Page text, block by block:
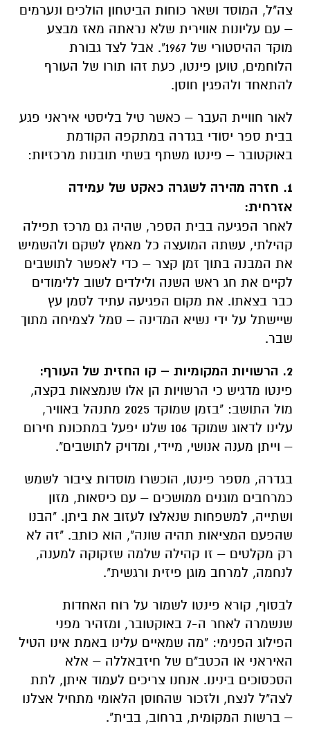
צה"ל, המוסד ושאר כוחות הביטחון הולכים ונערמים
– עם עליונות אווירית שלא נראתה מאז מבצע
מוקד ההיסטורי של 1967". אבל לצד גבורת
הלוחמים, טוען פינטו, כעת זהו תורו של העורף
להתאחד ולהפגין חוסן.
לאור חוויית העבר – כאשר טיל בליסטי איראני פגע
בבית ספר יסודי בגדרה במתקפה הקודמת
באוקטובר – פינטו משתף בשתי תובנות מרכזיות:
1. חזרה מהירה לשגרה כאקט של עמידה
אזרחית:
לאחר הפגיעה בבית הספר, שהיה גם מרכז תפילה
קהילתי, עשתה המועצה כל מאמץ לשקם ולהשמיש
את המבנה בתוך זמן קצר – כדי לאפשר לתושבים
לקיים את חג ראש השנה ולילדים לשוב ללימודים
כבר בצאתו. את מקום הפגיעה עתיד לסמן עץ
שיישתל על ידי נשיא המדינה – סמל לצמיחה מתוך
שבר.
2. הרשויות המקומיות – קו החזית של העורף:
פינטו מדגיש כי הרשויות הן אלו שנמצאות בקצה,
מול התושב: "בזמן שמוקד 2025 מתנהל באוויר,
עלינו לדאוג שמוקד 106 שלנו יפעל במתכונת חירום
– וייתן מענה אנושי, מיידי, ומדויק לתושבים".
בגדרה, מספר פינטו, הוכשרו מוסדות ציבור לשמש
כמרחבים מוגנים ממושכים – עם כיסאות, מזון
ושתייה, למשפחות שנאלצו לעזוב את ביתן. "הבנו
שהפעם המציאות תהיה שונה", הוא כותב. "זה לא
רק מקלטים – זו קהילה שלמה שזקוקה למענה,
לנחמה, למרחב מוגן פיזית ורגשית".
לבסוף, קורא פינטו לשמור על רוח האחדות
שנשמרה לאחר ה-7 באוקטובר, ומזהיר מפני
הפילוג הפנימי: "מה שמאיים עלינו באמת אינו הטיל
האיראני או הכטב"ם של חיזבאללה – אלא
הסכסוכים בינינו. אנחנו צריכים לעמוד איתן, לתת
לצה"ל לנצח, ולזכור שהחוסן הלאומי מתחיל אצלנו
– ברשות המקומית, ברחוב, בבית".